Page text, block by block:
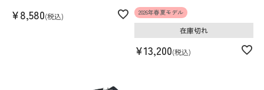
¥8,580 税込 2026年春夏モデル
¥13,200 税込
在庫切れ